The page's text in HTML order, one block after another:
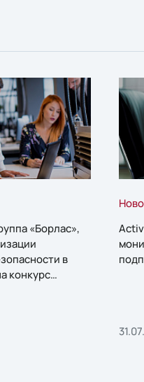
«Борлас»,
в
конкурс